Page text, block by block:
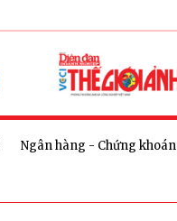
Ngân hàng - Chứng khoán